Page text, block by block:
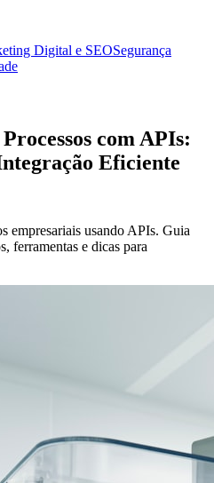
Digital e SEOSegurança
com APIs:
Eficiente
empresariais usando APIs. Guia
ferramentas e dicas para